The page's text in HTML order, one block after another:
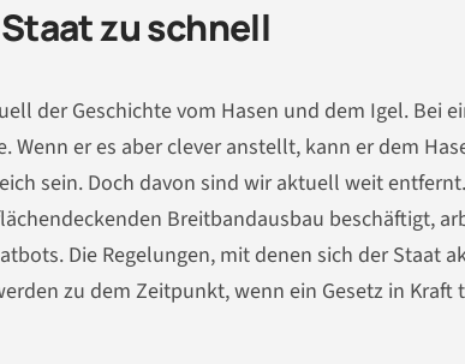
zu schnell
der Geschichte vom Hasen und dem Igel. Bei
Wenn er es aber clever anstellt, kann er dem
sein. Doch davon sind wir aktuell weit entfernt.
Breitbandausbau beschäftigt,
Die Regelungen, mit denen sich der Staat
zu dem Zeitpunkt, wenn ein Gesetz in Kraft